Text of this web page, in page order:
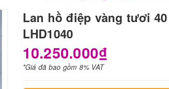
Lan hồ điệp vàng tươi
LHD1040
10.250.000₫
*Giá đã bao gồm 8% VAT